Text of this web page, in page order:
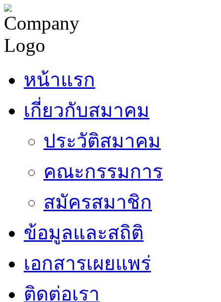
หน้าแรก
เกี่ยวกับสมาคม
ประวัติสมาคม
คณะกรรมการ
สมัครสมาชิก
ข้อมูลและสถิติ
เอกสารเผยแพร่
ติดต่อเรา